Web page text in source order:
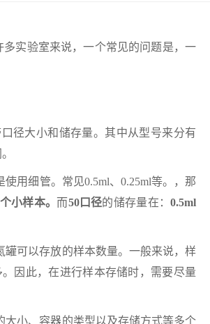
实验室来说，一个常见的问题是，一
径大小和储存量。其中从型号来分有
使用细管。常见0.5ml、0.25ml等。，那
小样本。 而50口径的储存量在：0.5ml
可以存放的样本数量。一般来说，样
因此，在进行样本存储时，需要尽量
小、容器的类型以及存储方式等多个